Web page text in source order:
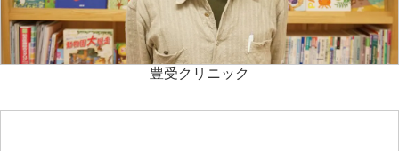
豊受クリニック